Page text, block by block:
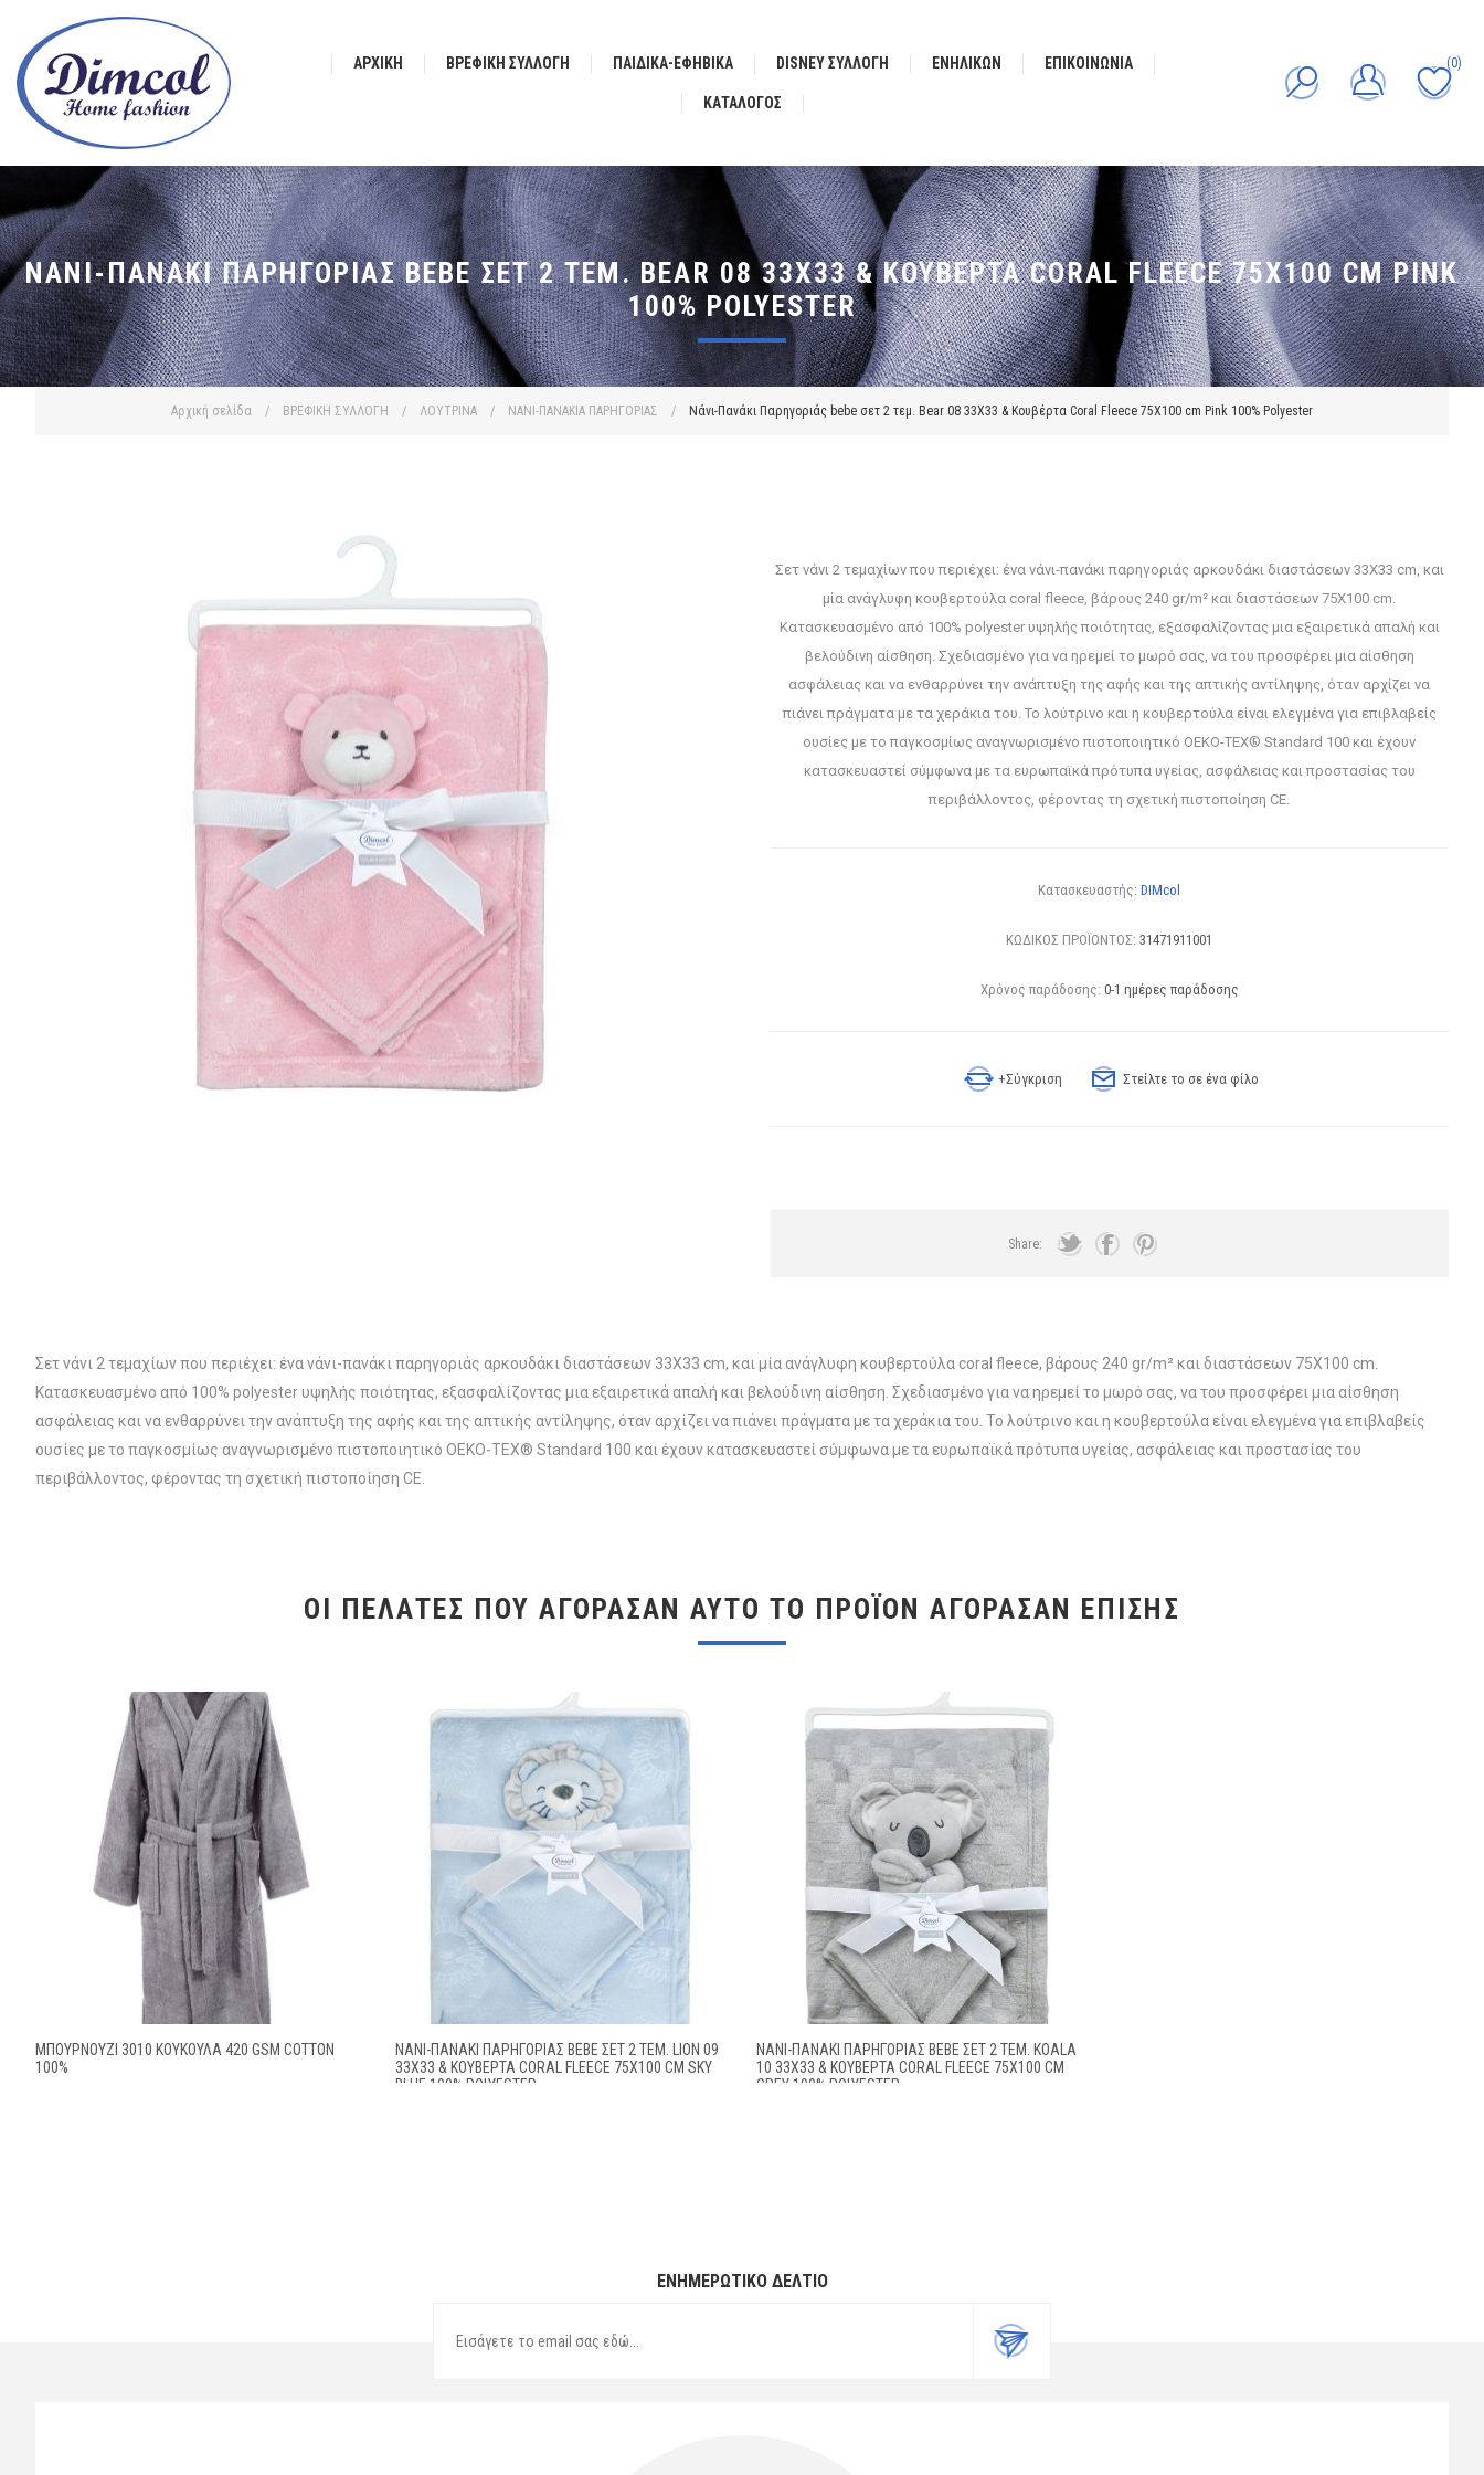
ΑΡΧΙΚΉ ΒΡΕΦΙΚΗ ΣΥΛΛΟΓΗ ΠΑΙΔΙΚΑ-ΕΦΗΒΙΚΑ DISNEY ΣΥΛΛΟΓΗ ΕΝΗΛΙΚΩΝ ΕΠΙΚΟΙΝΩΝΊΑ
ΚΑΤΆΛΟΓΟΣ
(0)
Αρχική σελίδα / ΒΡΕΦΙΚΗ ΣΥΛΛΟΓΗ / ΛΟΥΤΡΙΝΑ / ΝΑΝΙ-ΠΑΝΑΚΙΑ ΠΑΡΗΓΟΡΙΑΣ / Νάνι-Πανάκι Παρηγοριάς bebe σετ 2 τεμ. Bear 08 33X33 & Κουβέρτα Coral Fleece 75X100 cm Pink 100% Polyester
ΝΆΝΙ-ΠΑΝΆΚΙ ΠΑΡΗΓΟΡΙΆΣ BEBE ΣΕΤ 2 ΤΕΜ. BEAR 08 33X33 & ΚΟΥΒΈΡΤΑ CORAL FLEECE 75X100 CM PINK
100% POLYESTER
Σετ νάνι 2 τεμαχίων που περιέχει: ένα νάνι-πανάκι παρηγοριάς αρκουδάκι διαστάσεων 33X33 cm, και
μία ανάγλυφη κουβερτούλα coral fleece, βάρους 240 gr/m² και διαστάσεων 75X100 cm.
Κατασκευασμένο από 100% polyester υψηλής ποιότητας, εξασφαλίζοντας μια εξαιρετικά απαλή και
βελούδινη αίσθηση. Σχεδιασμένο για να ηρεμεί το μωρό σας, να του προσφέρει μια αίσθηση
ασφάλειας και να ενθαρρύνει την ανάπτυξη της αφής και της απτικής αντίληψης, όταν αρχίζει να
πιάνει πράγματα με τα χεράκια του. Το λούτρινο και η κουβερτούλα είναι ελεγμένα για επιβλαβείς
ουσίες με το παγκοσμίως αναγνωρισμένο πιστοποιητικό OEKO-TEX® Standard 100 και έχουν
κατασκευαστεί σύμφωνα με τα ευρωπαϊκά πρότυπα υγείας, ασφάλειας και προστασίας του
περιβάλλοντος, φέροντας τη σχετική πιστοποίηση CE.
Κατασκευαστής: DIMcol
ΚΩΔΙΚΟΣ ΠΡΟΪΟΝΤΟΣ: 31471911001
Χρόνος παράδοσης: 0-1 ημέρες παράδοσης
+Σύγκριση Στείλτε το σε ένα φίλο
Share:
Σετ νάνι 2 τεμαχίων που περιέχει: ένα νάνι-πανάκι παρηγοριάς αρκουδάκι διαστάσεων 33X33 cm, και μία ανάγλυφη κουβερτούλα coral fleece, βάρους 240 gr/m² και διαστάσεων 75X100 cm.
Κατασκευασμένο από 100% polyester υψηλής ποιότητας, εξασφαλίζοντας μια εξαιρετικά απαλή και βελούδινη αίσθηση. Σχεδιασμένο για να ηρεμεί το μωρό σας, να του προσφέρει μια αίσθηση
ασφάλειας και να ενθαρρύνει την ανάπτυξη της αφής και της απτικής αντίληψης, όταν αρχίζει να πιάνει πράγματα με τα χεράκια του. Το λούτρινο και η κουβερτούλα είναι ελεγμένα για επιβλαβείς
ουσίες με το παγκοσμίως αναγνωρισμένο πιστοποιητικό OEKO-TEX® Standard 100 και έχουν κατασκευαστεί σύμφωνα με τα ευρωπαϊκά πρότυπα υγείας, ασφάλειας και προστασίας του
περιβάλλοντος, φέροντας τη σχετική πιστοποίηση CE.
ΟΙ ΠΕΛΆΤΕΣ ΠΟΥ ΑΓΌΡΑΣΑΝ ΑΥΤΌ ΤΟ ΠΡΟΪΌΝ ΑΓΌΡΑΣΑΝ ΕΠΊΣΗΣ
ΜΠΟΥΡΝΟΥΖΙ 3010 ΚΟΥΚΟΥΛΑ 420 GSM COTTON
100%
ΝΆΝΙ-ΠΑΝΆΚΙ ΠΑΡΗΓΟΡΙΆΣ BEBE ΣΕΤ 2 ΤΕΜ. LION 09
33X33 & ΚΟΥΒΈΡΤΑ CORAL FLEECE 75X100 CM SKY
BLUE 100% POLYESTER
ΝΆΝΙ-ΠΑΝΆΚΙ ΠΑΡΗΓΟΡΙΆΣ BEBE ΣΕΤ 2 ΤΕΜ. KOALA
10 33X33 & ΚΟΥΒΈΡΤΑ CORAL FLEECE 75X100 CM
GREY 100% POLYESTER
ΕΝΗΜΕΡΩΤΙΚΌ ΔΕΛΤΊΟ